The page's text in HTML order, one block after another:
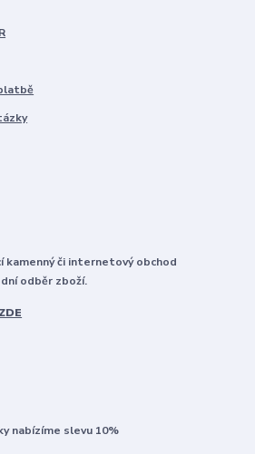
kamenný či internetový obchod
odběr zboží.
ZDE
nabízíme slevu 10%